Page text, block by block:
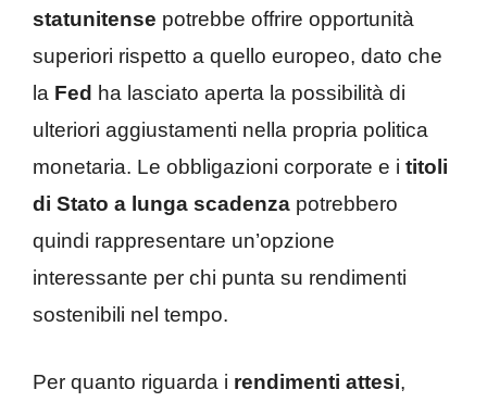
statunitense potrebbe offrire opportunità
superiori rispetto a quello europeo, dato che
la Fed ha lasciato aperta la possibilità di
ulteriori aggiustamenti nella propria politica
monetaria. Le obbligazioni corporate e i titoli
di Stato a lunga scadenza potrebbero
quindi rappresentare un’opzione
interessante per chi punta su rendimenti
sostenibili nel tempo.
Per quanto riguarda i rendimenti attesi,